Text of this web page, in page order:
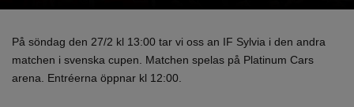
På söndag den 27/2 kl 13:00 tar vi oss an IF Sylvia i den andra
matchen i svenska cupen. Matchen spelas på Platinum Cars
arena. Entréerna öppnar kl 12:00.